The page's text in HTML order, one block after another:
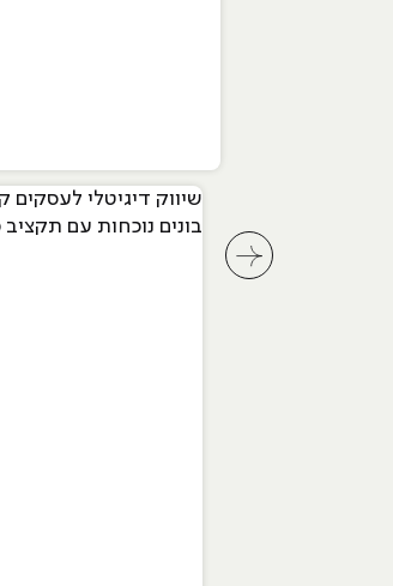
שיווק דיגיטלי לעסקים
בונים נוכחות עם תקציב
לחץ לשיקופית קודמת בסליידר